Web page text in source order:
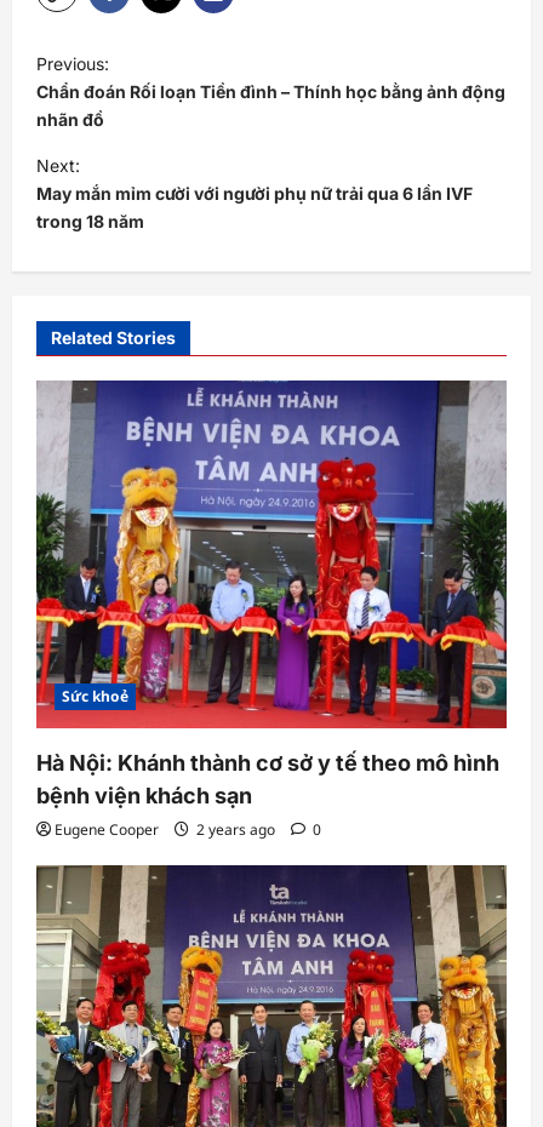
P
o
s
t
n
a
v
g
a
t
o
n
Previous:
Chẩn đoán Rối loạn Tiền đình – Thính học bằng ảnh động
nhãn đồ
Next:
May mắn mỉm cười với người phụ nữ trải qua 6 lần IVF
trong 18 năm
Related Stories
Sức khoẻ
Hà Nội: Khánh thành cơ sở y tế theo mô hình
bệnh viện khách sạn
Eugene Cooper 2 years ago 0